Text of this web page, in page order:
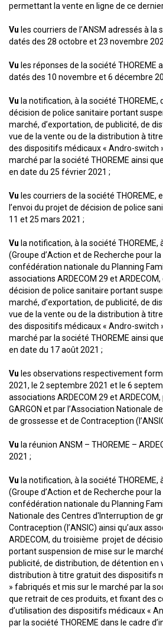
permettant la vente en ligne de ce
Vu les courriers de l’ANSM adressés à la
datés des 28 octobre et 23 novembre
Vu les réponses de la société THOREME
datés des 10 novembre et 6 décembre
Vu la notification, à la société
décision de police sanitaire portant
marché, d’exportation, de publicité, de
vue de la vente ou de la distribution à
des dispositifs médicaux « Andro-switch
marché par la société THOREME ainsi
en date du 25 février 2021 ;
Vu les courriers de la société THOREME,
l’envoi du projet de décision de police
11 et 25 mars 2021 ;
Vu la notification, à la société THOREME,
(Groupe d’Action et de Recherche pour
confédération nationale du Planning
associations ARDECOM 29 et
décision de police sanitaire portant
marché, d’exportation, de publicité, de
vue de la vente ou de la distribution à
des dispositifs médicaux « Andro-switch
marché par la société THOREME ainsi
en date du 17 août 2021 ;
Vu les observations respectivement
2021, le 2 septembre 2021 et le 6
associations ARDECOM 29 et
GARGON et par l’Association Nationale
de grossesse et de Contraception
Vu la réunion ANSM – THOREME –
2021 ;
Vu la notification, à la société THOREME,
(Groupe d’Action et de Recherche pour
confédération nationale du Planning
Nationale des Centres d'Interruption de
Contraception (l’ANSIC) ainsi qu’aux
ARDECOM, du troisième projet de
portant suspension de mise sur le
publicité, de distribution, de détention en
distribution à titre gratuit des dispositifs
» fabriqués et mis sur le marché par la
que retrait de ces produits, et fixant des
d’utilisation des dispositifs médicaux «
par la société THOREME dans le cadre